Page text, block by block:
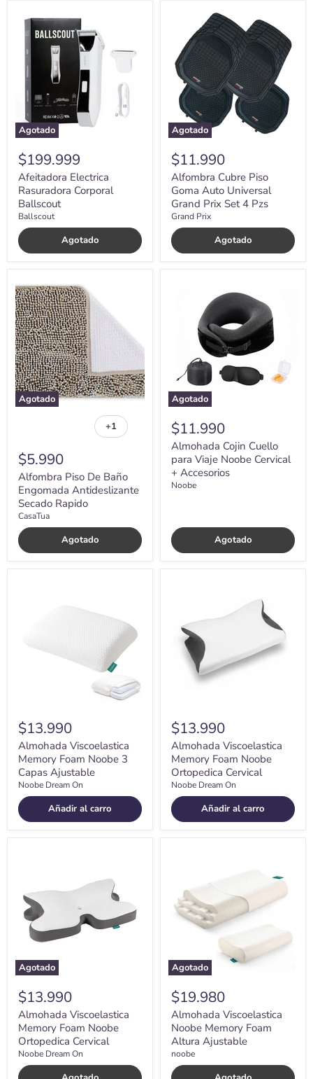
Agotado
Electrica
Rasuradora
Corporal
Ballscout
$199.999
Afeitadora Electrica
Rasuradora Corporal
Ballscout
Ballscout
Agotado
Agotado
Goma
Auto
Universal
Grand
Prix
Set
Pzs
$11.990
Alfombra Cubre Piso
Goma Auto Universal
Grand Prix Set 4 Pzs
Grand Prix
Agotado
Agotado
Alfombra
Piso
De
Baño
Engomada
Antideslizante
Secado
Rapido
Alternar
muestras
+1
$5.990
Alfombra Piso De Baño
Engomada Antideslizante
Secado Rapido
CasaTua
Agotado
Agotado
Cervical
Accesorios
$11.990
Almohada Cojin Cuello
para Viaje Noobe Cervical
+ Accesorios
Noobe
Agotado
$13.990
Almohada Viscoelastica
Memory Foam Noobe 3
Capas Ajustable
Noobe Dream On
Añadir al carro
Noobe
Ortopedica
Cervical
$13.990
Almohada Viscoelastica
Memory Foam Noobe
Ortopedica Cervical
Noobe Dream On
Añadir al carro
Agotado
Noobe
Ortopedica
Cervical
$13.990
Almohada Viscoelastica
Memory Foam Noobe
Ortopedica Cervical
Noobe Dream On
Agotado
Foam
Altura
Ajustable
$19.980
Almohada Viscoelastica
Noobe Memory Foam
Altura Ajustable
noobe